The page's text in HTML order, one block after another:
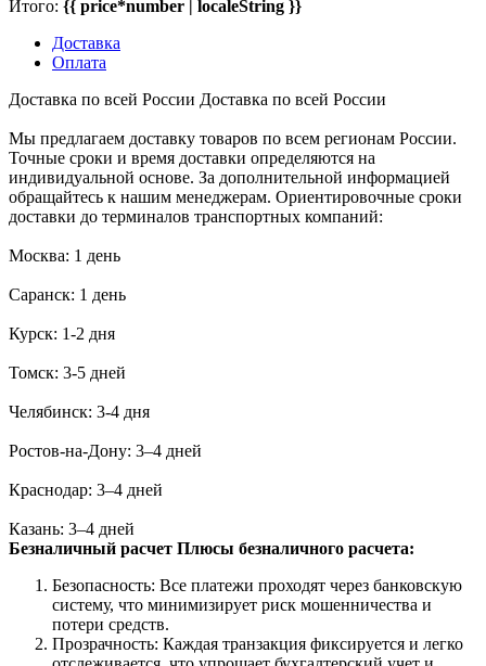
Итого: {{ price*number | localeString }}
Доставка
Оплата
Доставка по всей России Доставка по всей России
Мы предлагаем доставку товаров по всем регионам России.
Точные сроки и время доставки определяются на
индивидуальной основе. За дополнительной информацией
обращайтесь к нашим менеджерам. Ориентировочные сроки
доставки до терминалов транспортных компаний:
Москва: 1 день
Саранск: 1 день
Курск: 1-2 дня
Томск: 3-5 дней
Челябинск: 3-4 дня
Ростов-на-Дону: 3–4 дней
Краснодар: 3–4 дней
Казань: 3–4 дней
Безналичный расчет Плюсы безналичного расчета:
Безопасность: Все платежи проходят через банковскую
систему, что минимизирует риск мошенничества и
потери средств.
Прозрачность: Каждая транзакция фиксируется и легко